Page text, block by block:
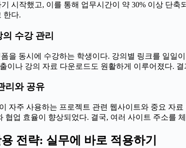
시작했고, 이를 통해 업무시간이 약 30% 이상 단
한다.
수강 관리
을 동시에 수강하는 학생이다. 강의별 링크를 일일
이나 강의 자료 다운로드도 원활하게 이루어졌다.
리와 공유
자주 사용하는 프로젝트 관련 웹사이트와 중요 자
협업 효율이 향상되었다. 결국, 여러 사이트 주소를
전략: 실무에 바로 적용하기